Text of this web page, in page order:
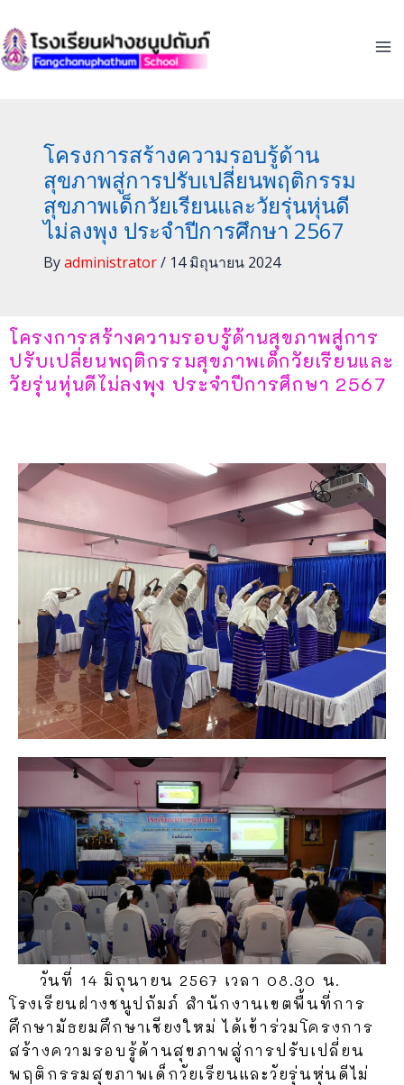
to
content
โครงการสร้างความรอบรู้ด้าน
สุขภาพสู่การปรับเปลี่ยนพฤติกรรม
สุขภาพเด็กวัยเรียนและวัยรุ่นหุ่นดี
ไม่ลงพุง ประจำปีการศึกษา 2567
Byadministrator/ 14 มิถุนายน 2024
โครงการสร้างความรอบรู้ด้านสุขภาพสู่การ
ปรับเปลี่ยนพฤติกรรมสุขภาพเด็กวัยเรียนและ
วัยรุ่นหุ่นดีไม่ลงพุง ประจำปีการศึกษา 2567
วันที่ 14 มิถุนายน 2567 เวลา 08.30 น.
โรงเรียนฝางชนูปถัมภ์ สำนักงานเขตพื้นที่การ
ศึกษามัธยมศึกษาเชียงใหม่ ได้เข้าร่วมโครงการ
สร้างความรอบรู้ด้านสุขภาพสู่การปรับเปลี่ยน
พฤติกรรมสุขภาพเด็กวัยเรียนและวัยรุ่นหุ่นดีไม่